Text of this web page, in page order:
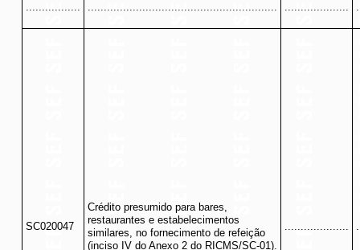
................. ........................................................... ....................
SC020047
Crédito presumido para bares,
restaurantes e estabelecimentos
similares, no fornecimento de refeição
(inciso IV do Anexo 2 do RICMS/SC-01).
....................